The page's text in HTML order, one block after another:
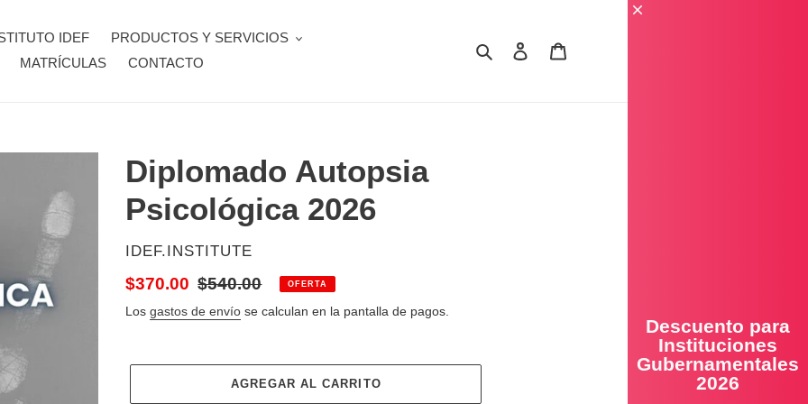
IDEF
PRODUCTOS Y SERVICIOS
MATRÍCULAS
CONTACTO
Buscar Ingresar
Diplomado Autopsia
Psicológica 2026
PROVEEDOR
IDEF.INSTITUTE
Precio
de
$370.00 Precio
habitual
$540.00 OFERTA
Los gastos de envío se calculan en la pantalla de pagos.
AGREGAR AL CARRITO
Descuento para
Instituciones
Gubernamentales
2026